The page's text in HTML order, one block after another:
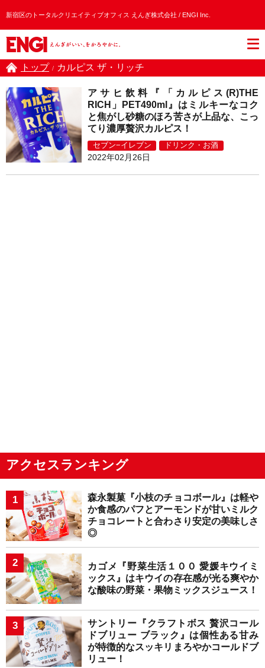
新宿区のトータルクリエイティブオフィス えんぎ株式会社 / ENGI Inc.
トップ / カルピス ザ・リッチ
アサヒ飲料『「カルピス(R)THE
RICH」PET490ml』はミルキーなコク
と焦がし砂糖のほろ苦さが上品な、こっ
てり濃厚贅沢カルピス！
セブン−イレブン ドリンク・お酒
2022年02月26日
アクセスランキング
森永製菓『小枝のチョコボール』は軽や
か食感のパフとアーモンドが甘いミルク
チョコレートと合わさり安定の美味しさ
◎
カゴメ『野菜生活１００ 愛媛キウイミ
ックス』はキウイの存在感が光る爽やか
な酸味の野菜・果物ミックスジュース！
サントリー『クラフトボス 贅沢コール
ドブリュー ブラック』は個性ある甘み
が特徴的なスッキリまろやかコールドブ
リュー！